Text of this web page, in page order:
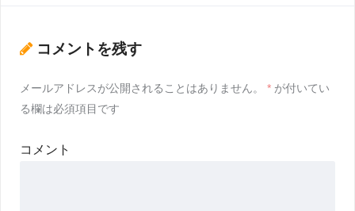
コメントを残す
メールアドレスが公開されることはありません。 * が付いてい
る欄は必須項目です
コメント